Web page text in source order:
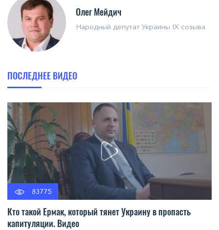
Олег Мейдич
Народный депутат Украины IX созыва
ПОСЛЕДНЕЕ ВИДЕО
83775
Кто такой Ермак, который тянет Украину в пропасть
капитуляции. Видео